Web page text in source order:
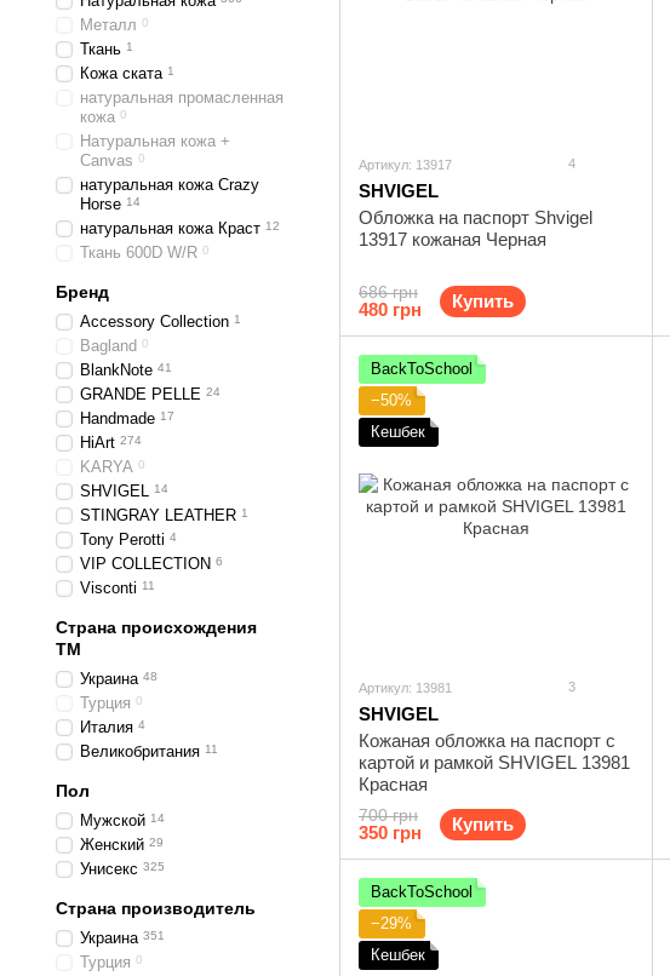
Артикул: 13917 4
SHVIGEL
Обложка на паспорт Shvigel
13917 кожаная Черная
686 грн
480 грн Купить
BackToSchool
−50%
Кешбек
Артикул: 13981 3
SHVIGEL
Кожаная обложка на паспорт с
картой и рамкой SHVIGEL 13981
Красная
700 грн
350 грн Купить
BackToSchool
−29%
Кешбек
Металл 0
Ткань 1
Кожа ската 1
натуральная промасленная
кожа 0
Натуральная кожа +
Canvas 0
натуральная кожа Crazy
Horse 14
натуральная кожа Краст 12
Ткань 600D W/R 0
Бренд
Accessory Collection 1
Bagland 0
BlankNote 41
GRANDE PELLE 24
Handmade 17
HiArt 274
KARYA 0
SHVIGEL 14
STINGRAY LEATHER 1
Tony Perotti 4
VIP COLLECTION 6
Visconti 11
Страна происхождения
ТМ
Украина 48
Турция 0
Италия 4
Великобритания 11
Пол
Мужской 14
Женский 29
Унисекс 325
Страна производитель
Украина 351
Турция 0